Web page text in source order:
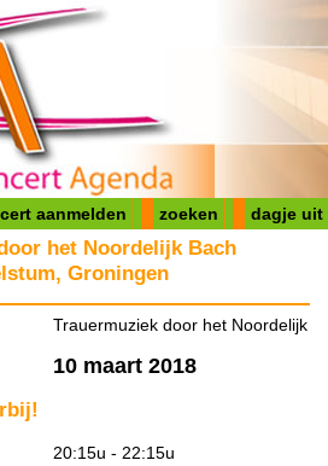
aanmelden zoeken dagje uit
het Noordelijk Bach
Groningen
Trauermuziek door het Noordelijk
10 maart 2018
20:15u - 22:15u